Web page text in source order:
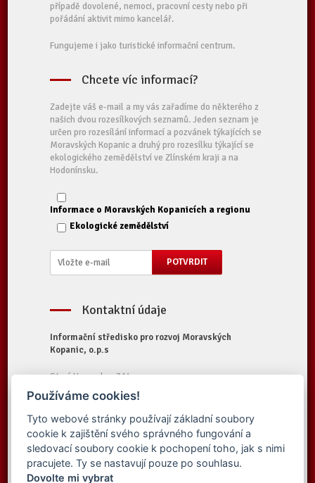
případě dovolené, nemoci, pracovní cesty nebo při
pořádání aktivit mimo kancelář.
Fungujeme i jako turistické informační centrum.
Chcete víc informací?
Zadejte váš e-mail a my vás zařadíme do některého z
našich dvou rozesílkových seznamů. Jeden seznam je
určen pro rozesílání informací a pozvánek týkajících se
Moravských Kopanic a druhý pro rozesílku týkající se
ekologického zemědělství ve Zlínském kraji a na
Hodonínsku.
Informace o Moravských Kopanicích a regionu
Ekologické zemědělství
Kontaktní údaje
Informační středisko pro rozvoj Moravských
Kopanic, o.p.s
Starý Hrozenkov 314
687 74 Starý Hrozenkov
Tel.:+420 572 696 323
E-mail:
iskopanice@iskopanice.cz
Web:https://www.iskopanice.cz
Používáme cookies!
Tyto webové stránky používají základní soubory
cookie k zajištění svého správného fungování a
sledovací soubory cookie k pochopení toho, jak s nimi
pracujete. Ty se nastavují pouze po souhlasu.
Dovolte mi vybrat